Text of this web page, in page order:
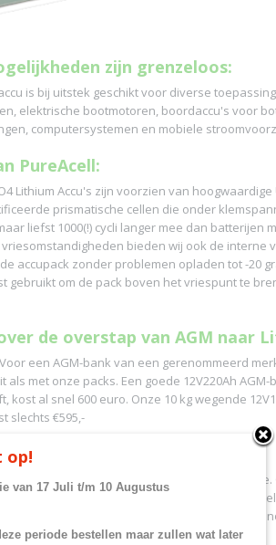
zijn grenzeloos:
is bij uitstek geschikt voor diverse
elektrische bootmotoren, boordaccu's voor
computersystemen en mobiele
PureAcell:
Lithium Accu's zijn voorzien van hoogwaardige
prismatische cellen die onder
liefst 1000(!) cycli langer mee dan batterijen
vriesomstandigheden bieden wij ook de interne
accupack zonder problemen opladen tot -20
gebruikt om de pack boven het vriespunt te
de overstap van AGM naar
een AGM-bank van een gerenommeerd
als met onze packs. Een goede 12V220Ah AGM-
kost al snel 600 euro. Onze 10 kg wegende
slechts €595,-
onze winkel voor persoonlijk advies en
en dan ook nog gevestigd in Nederland
nabij Rotterdam, is redelijk centraal gelegen en
op!
van 17 Juli t/m 10 Augustus
periode bestellen maar zullen wat later